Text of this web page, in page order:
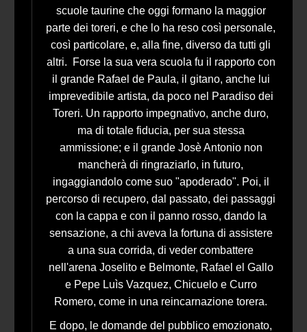
scuole taurine che oggi formano la maggior
parte dei toreri, e che lo ha reso così personale,
così particolare, e, alla fine, diverso da tutti gli
altri. Forse la sua vera scuola fu il rapporto con
il grande Rafael de Paula, il gitano, anche lui
imprevedibile artista, da poco nel Paradiso dei
Toreri. Un rapporto impegnativo, anche duro,
ma di totale fiducia, per sua stessa
ammissione; e il grande Josè Antonio non
mancherà di ringraziarlo, in futuro,
ingaggiandolo come suo "apoderado". Poi, il
percorso di recupero, dal passato, dei passaggi
con la cappa e con il panno rosso, dando la
sensazione, a chi aveva la fortuna di assistere
a una sua corrida, di veder combattere
nell'arena Joselito e Belmonte, Rafael el Gallo
e Pepe Luìs Vazquez, Chicuelo e Curro
Romero, come in una reincarnazione torera.
E dopo, le domande del pubblico emozionato,